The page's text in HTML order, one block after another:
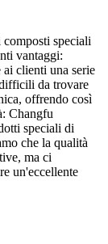
speciali
vantaggi:
clienti una serie
da trovare
offrendo così
Changfu
speciali di
che la qualità
ma ci
un'eccellente